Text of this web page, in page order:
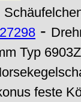
-
Typ
feste